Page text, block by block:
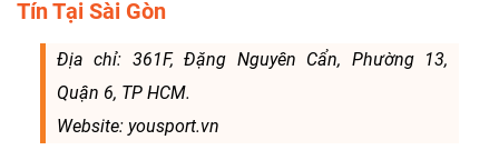
Tín Tại Sài Gòn
Địa chỉ: 361F, Đặng Nguyên Cẩn, Phường 13,
Quận 6, TP HCM.
Website: yousport.vn